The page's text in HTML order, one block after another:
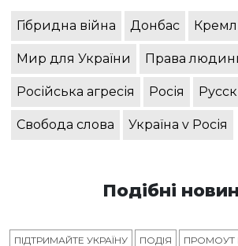
Гібридна війна Донбас
Мир для України Права
Російська агресія Росія
Свобода слова Україна v Росія
Подібні
ПІДТРИМАЙТЕ УКРАЇНУ ПОДІЯ ПРОМОУТ